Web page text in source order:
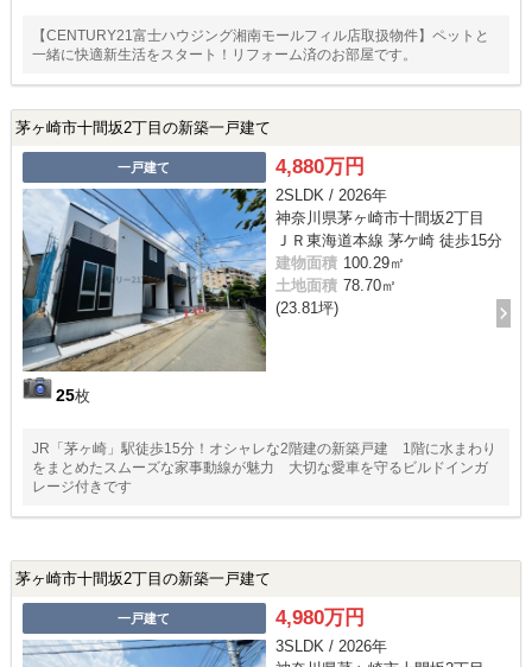
【CENTURY21富士ハウジング湘南モールフィル店取扱物件】ペットと
一緒に快適新生活をスタート！リフォーム済のお部屋です。
茅ヶ崎市十間坂2丁目の新築一戸建て
一戸建て
25枚
4,880万円
2SLDK / 2026年
神奈川県茅ヶ崎市十間坂2丁目
ＪＲ東海道本線 茅ケ崎 徒歩15分
建物面積 100.29㎡
土地面積 78.70㎡
(23.81坪)
JR「茅ヶ崎」駅徒歩15分！オシャレな2階建の新築戸建 1階に水まわり
をまとめたスムーズな家事動線が魅力 大切な愛車を守るビルドインガ
レージ付きです
茅ヶ崎市十間坂2丁目の新築一戸建て
一戸建て 4,980万円
3SLDK / 2026年